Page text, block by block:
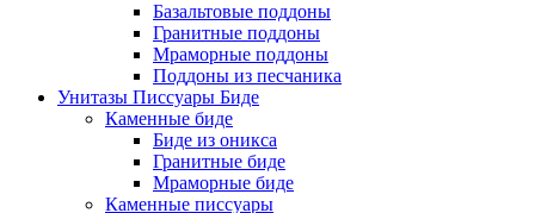
Базальтовые поддоны
Гранитные поддоны
Мраморные поддоны
Поддоны из песчаника
Унитазы Писсуары Биде
Каменные биде
Биде из оникса
Гранитные биде
Мраморные биде
Каменные писсуары